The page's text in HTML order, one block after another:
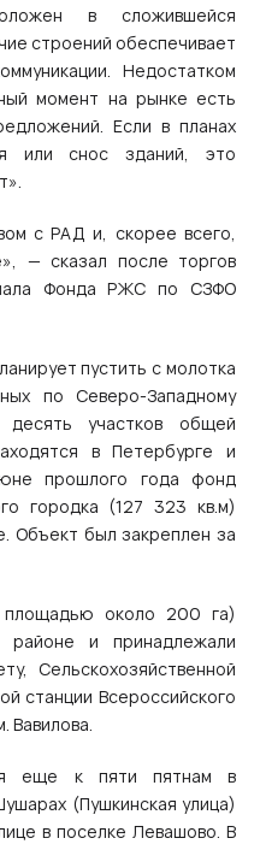
в сложившейся
строений обеспечивает
Недостатком
момент на рынке есть
Если в планах
или снос зданий, это
с РАД и, скорее всего,
— сказал после торгов
Фонда РЖС по СЗФО
пустить с молотка
по Северо-Западному
участков общей
в Петербурге и
прошлого года фонд
городка (127 323 кв.м)
Объект был закреплен за
площадью около 200 га)
районе и принадлежали
Сельскохозяйственной
станции Всероссийского
Вавилова.
еще к пяти пятнам в
(Пушкинская улица)
в поселке Левашово. В